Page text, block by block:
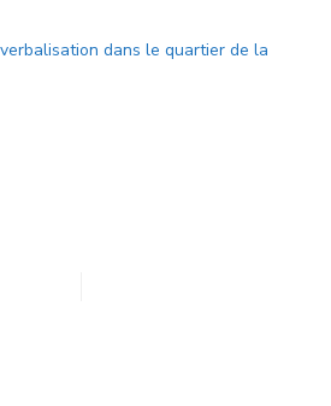
dans le quartier de la